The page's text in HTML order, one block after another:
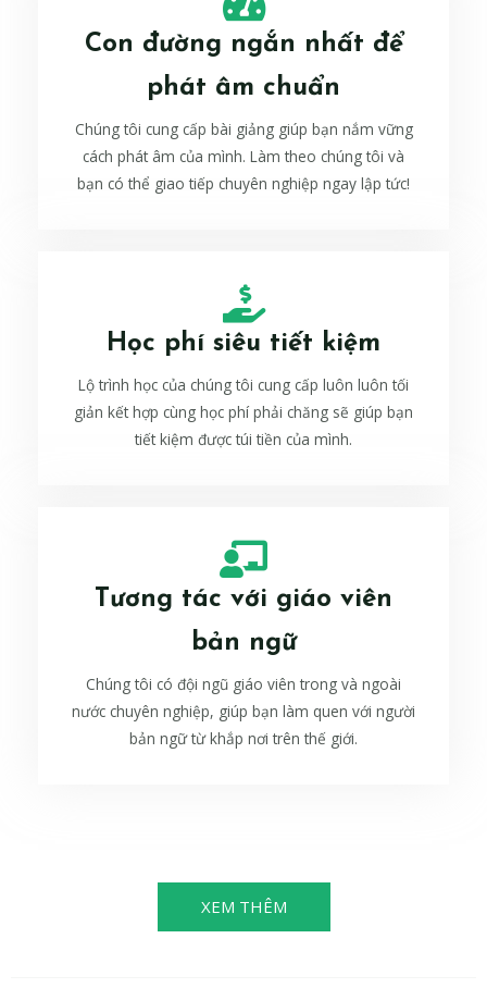
Con đường ngắn nhất để
phát âm chuẩn
Chúng tôi cung cấp bài giảng giúp bạn nắm vững
cách phát âm của mình. Làm theo chúng tôi và
bạn có thể giao tiếp chuyên nghiệp ngay lập tức!
Học phí siêu tiết kiệm
Lộ trình học của chúng tôi cung cấp luôn luôn tối
giản kết hợp cùng học phí phải chăng sẽ giúp bạn
tiết kiệm được túi tiền của mình.
Tương tác với giáo viên
bản ngữ
Chúng tôi có đội ngũ giáo viên trong và ngoài
nước chuyên nghiệp, giúp bạn làm quen với người
bản ngữ từ khắp nơi trên thế giới.
XEM THÊM